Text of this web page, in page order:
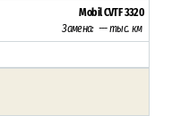
Mobil CVTF 3320
Замена: --- тыс. км